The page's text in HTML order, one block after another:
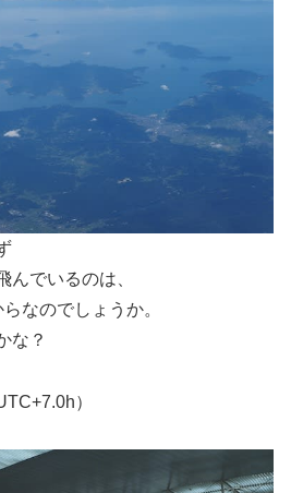
んでいるのは、
なのでしょうか。
な？
）